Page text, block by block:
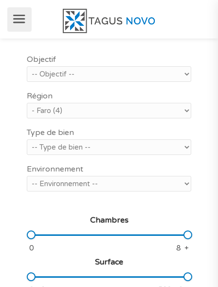
Objectif
Région
Type de bien
Environnement
Chambres
Surface